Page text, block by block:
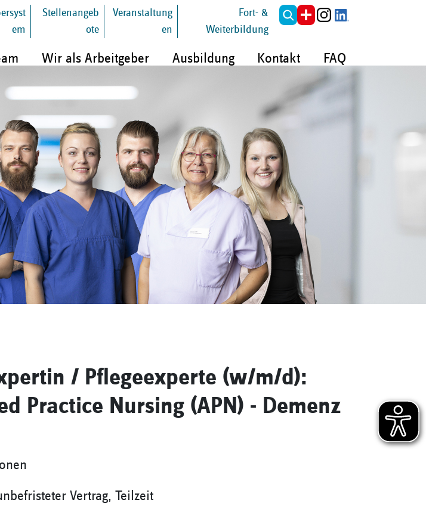
em
Stellenangeb
ote
Veranstaltung
en
Fort- &
Weiterbildung
Wir als Arbeitgeber Ausbildung Kontakt FAQ
/ Pflegeexperte (w/m/d):
Practice Nursing (APN) - Demenz
Vertrag, Teilzeit